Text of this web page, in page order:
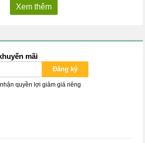
Xem thêm
mãi
Đăng ký
quyền lợi giảm giá riêng